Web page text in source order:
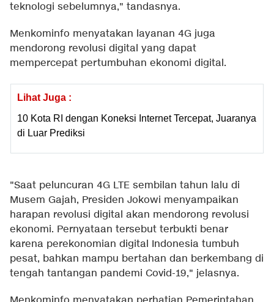
teknologi sebelumnya," tandasnya.
Menkominfo menyatakan layanan 4G juga
mendorong revolusi digital yang dapat
mempercepat pertumbuhan ekonomi digital.
Lihat Juga :
10 Kota RI dengan Koneksi Internet Tercepat, Juaranya
di Luar Prediksi
"Saat peluncuran 4G LTE sembilan tahun lalu di
Musem Gajah, Presiden Jokowi menyampaikan
harapan revolusi digital akan mendorong revolusi
ekonomi. Pernyataan tersebut terbukti benar
karena perekonomian digital Indonesia tumbuh
pesat, bahkan mampu bertahan dan berkembang di
tengah tantangan pandemi Covid-19," jelasnya.